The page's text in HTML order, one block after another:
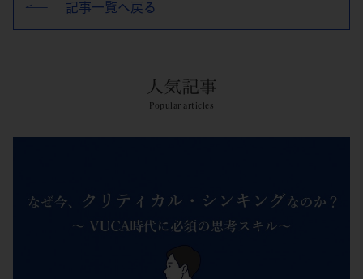
記事一覧へ戻る
人気記事
Popular articles